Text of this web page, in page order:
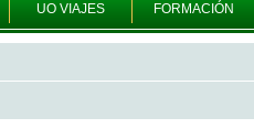
UO VIAJES FORMACIÓN